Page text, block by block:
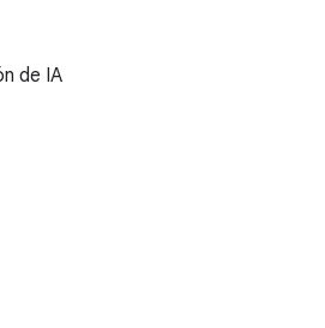
de IA